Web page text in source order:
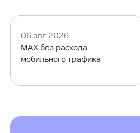
06 авг 2026
MAX без расхода
мобильного трафика